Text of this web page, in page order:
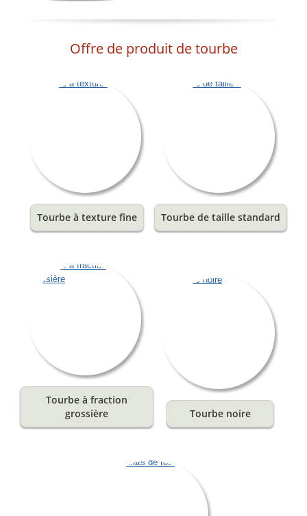
Offre de produit de tourbe
Tourbe à texture fine Tourbe de taille standard
Tourbe à fraction
grossière
Tourbe noire